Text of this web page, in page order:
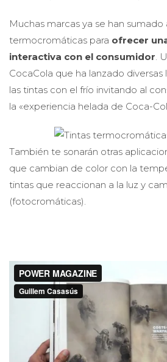
Muchas marcas ya se han sumado
termocromáticas para ofrecer
interactiva con el consumidor .
CocaCola que ha lanzado diversas
las tintas con el frío invitando al
la «experiencia helada de Coca-
También te sonarán otras
que cambian de color con la
tintas que reaccionan a la luz y
(fotocromáticas).